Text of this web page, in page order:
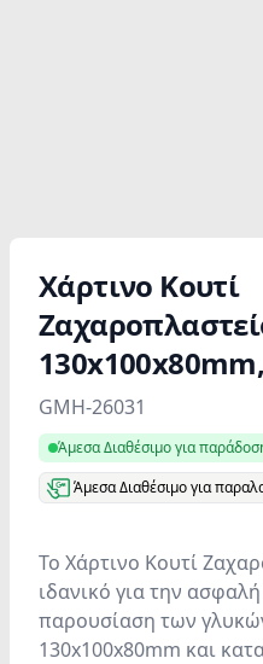
Χάρτινο Κουτί
Product information
GMH-26031
Άμεσα Διαθέσιμο για
Άμεσα Διαθέσιμο για
Το Χάρτινο Κουτί
ιδανικό για την
παρουσίαση των
130x100x80mm και